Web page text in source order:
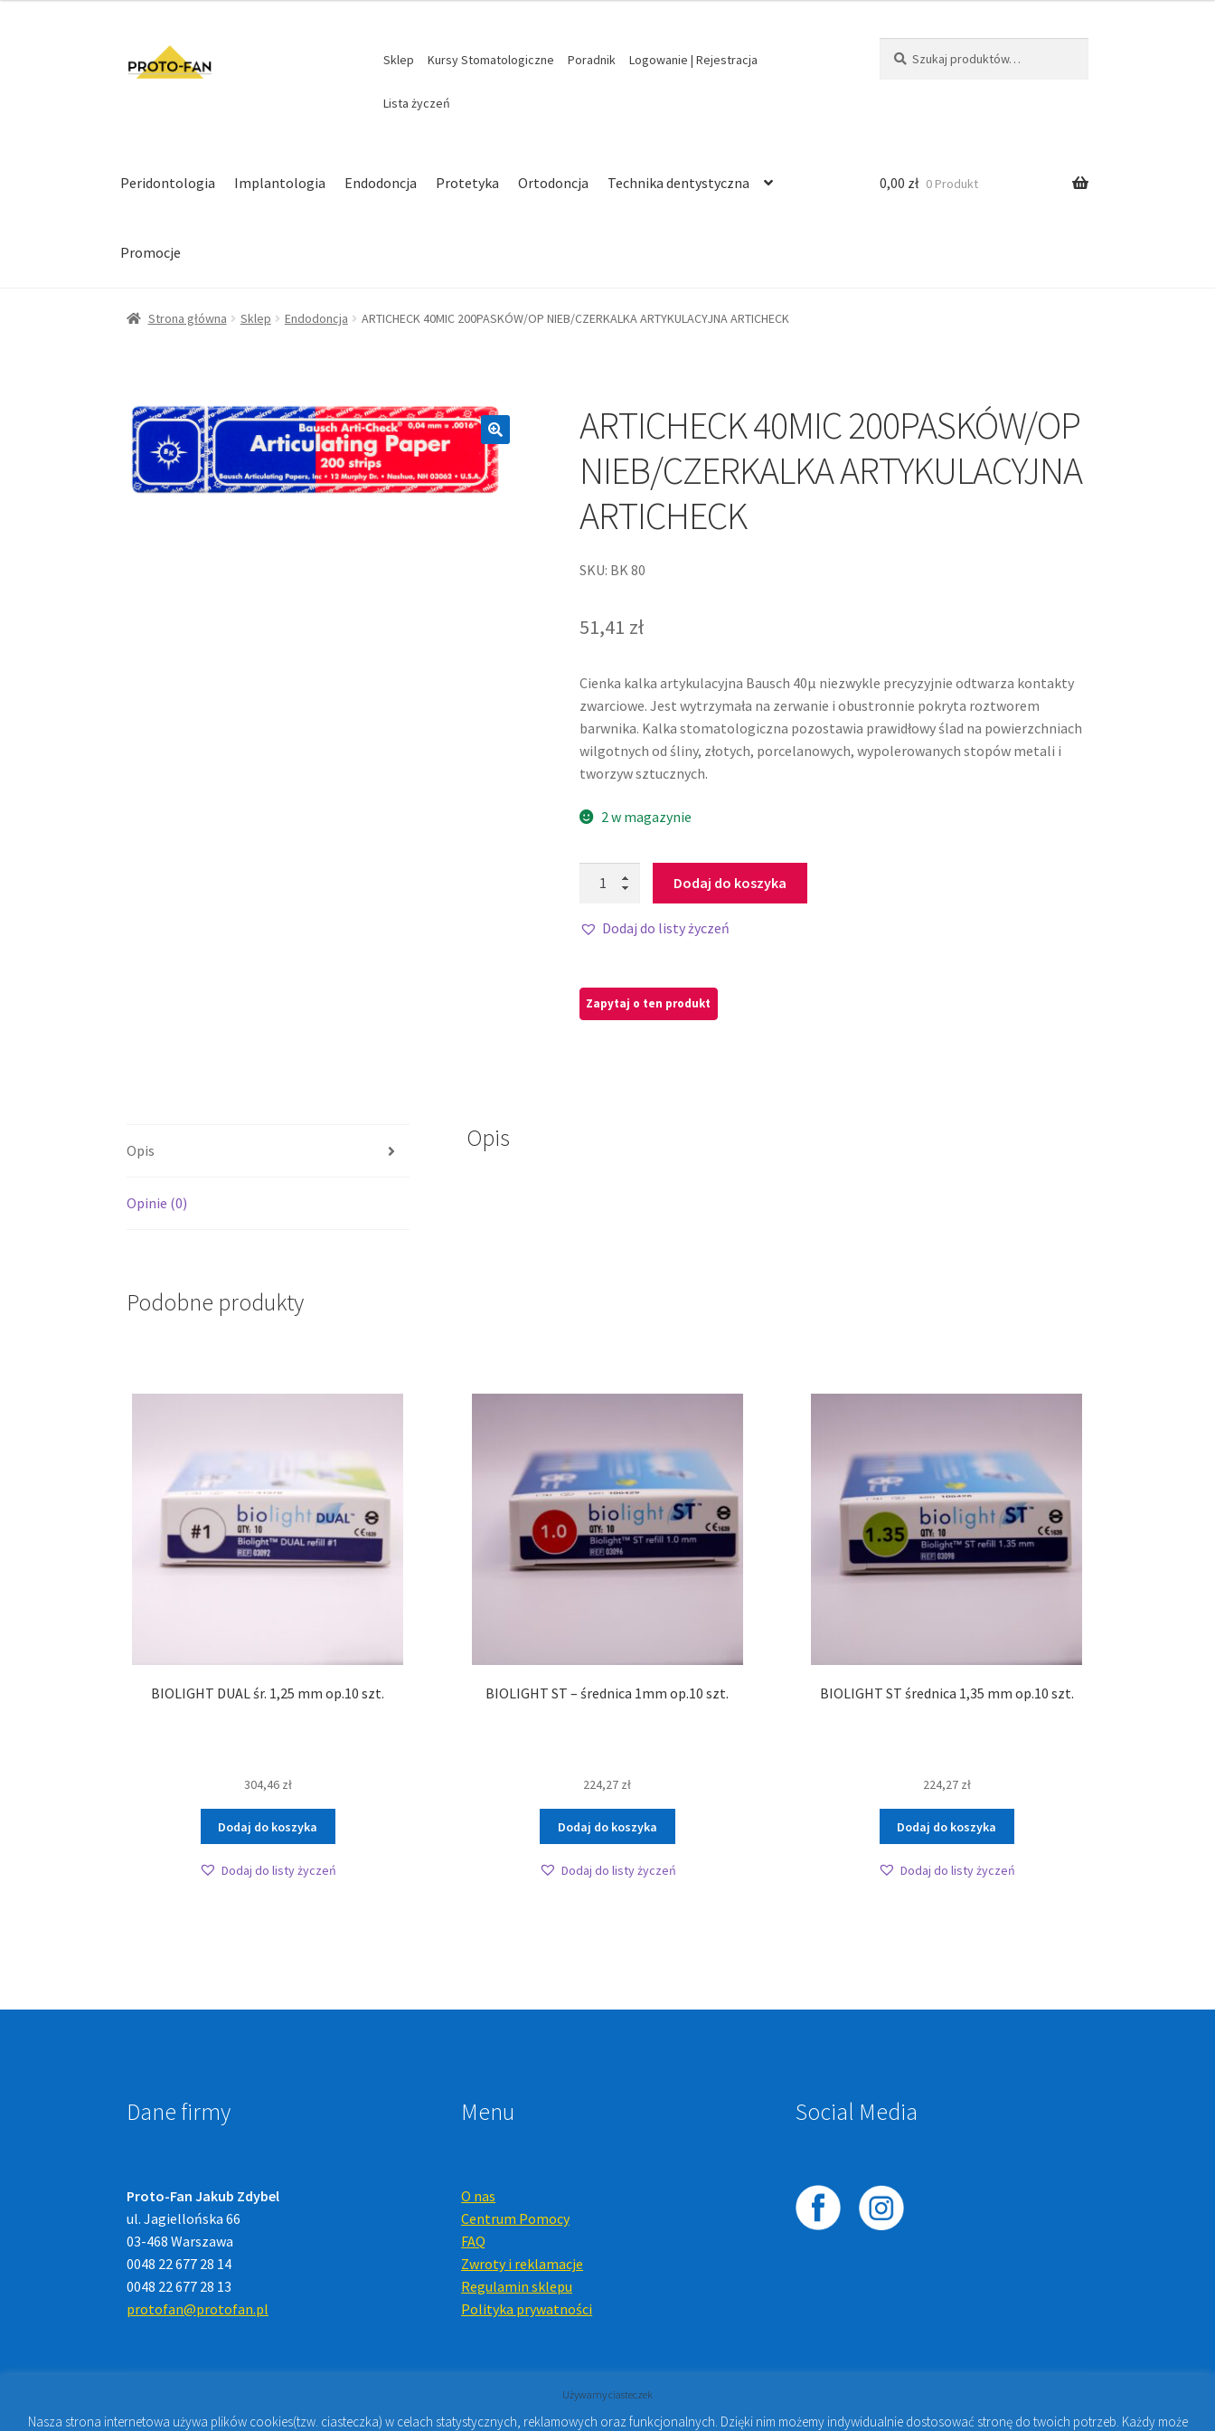
Sklep Kursy Stomatologiczne Poradnik Logowanie | Rejestracja
Lista życzeń
Peridontologia Implantologia Endodoncja Protetyka Ortodoncja Technika dentystyczna
Promocje
0,00 zł 0 Produkt
Strona główna Sklep Endodoncja ARTICHECK 40MIC 200PASKÓW/OP NIEB/CZERKALKA ARTYKULACYJNA ARTICHECK
ARTICHECK 40MIC 200PASKÓW/OP
NIEB/CZERKALKA ARTYKULACYJNA
ARTICHECK
SKU: BK 80
51,41 zł
Cienka kalka artykulacyjna Bausch 40µ niezwykle precyzyjnie odtwarza kontakty
zwarciowe. Jest wytrzymała na zerwanie i obustronnie pokryta roztworem
barwnika. Kalka stomatologiczna pozostawia prawidłowy ślad na powierzchniach
wilgotnych od śliny, złotych, porcelanowych, wypolerowanych stopów metali i
tworzyw sztucznych.
2 w magazynie
Dodaj do koszyka
Dodaj do listy życzeń
Opis
Opinie (0)
Opis
Podobne produkty
BIOLIGHT DUAL śr. 1,25 mm op.10 szt.
304,46 zł
Dodaj do koszyka
Dodaj do listy życzeń
BIOLIGHT ST – średnica 1mm op.10 szt.
224,27 zł
Dodaj do koszyka
Dodaj do listy życzeń
BIOLIGHT ST średnica 1,35 mm op.10 szt.
224,27 zł
Dodaj do koszyka
Dodaj do listy życzeń
Dane firmy
Proto-Fan Jakub Zdybel
ul. Jagiellońska 66
03-468 Warszawa
0048 22 677 28 14
0048 22 677 28 13
protofan@protofan.pl
Menu
O nas
Centrum Pomocy
FAQ
Zwroty i reklamacje
Regulamin sklepu
Polityka prywatności
Social Media
© 2023 PROTO-FAN | Sklep Stomatologiczny Online i Kursy Online Warszawa- Sklep stomatologiczny w Warszawie | Jakub Zdybel Proto-Fan
Używamy ciasteczek
Nasza strona internetowa używa plików cookies(tzw. ciasteczka) w celach statystycznych, reklamowych oraz funkcjonalnych. Dzięki nim możemy indywidualnie dostosować stronę do twoich potrzeb. Każdy może